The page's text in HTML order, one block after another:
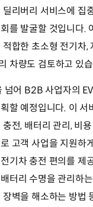
리버리 서비스에 집
를 발굴할 것입니다.
합한 초소형 전기차,
차량도 검토하고 있
넘어 B2B 사업자의
할 예정입니다. 이 서
전, 배터리 관리, 비
고객 사업을 지원하
기차 충전 편의를 제
터리 수명을 관리하
벽을 해소하는 방법